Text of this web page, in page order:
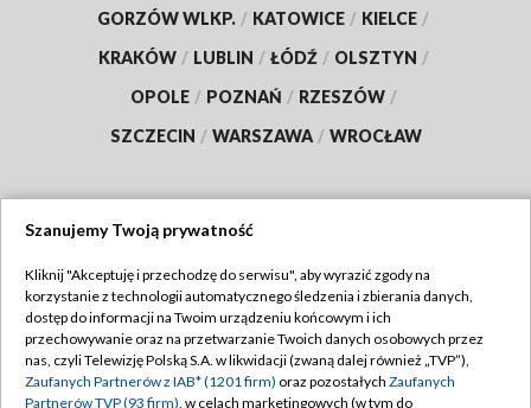
GORZÓW WLKP. / KATOWICE / KIELCE /
KRAKÓW / LUBLIN / ŁÓDŹ / OLSZTYN /
OPOLE / POZNAŃ / RZESZÓW /
SZCZECIN / WARSZAWA / WROCŁAW
TVP
Abonament TVP
Emisja w TVP
Regulamin TVP
Polityka prywatności
Szanujemy Twoją prywatność
Kliknij "Akceptuję i przechodzę do serwisu", aby wyrazić zgody na
korzystanie z technologii automatycznego śledzenia i zbierania danych,
dostęp do informacji na Twoim urządzeniu końcowym i ich
przechowywanie oraz na przetwarzanie Twoich danych osobowych przez
nas, czyli Telewizję Polską S.A. w likwidacji (zwaną dalej również „TVP”),
Zaufanych Partnerów z IAB* (1201 firm) oraz pozostałych Zaufanych
Partnerów TVP (93 firm), w celach marketingowych (w tym do